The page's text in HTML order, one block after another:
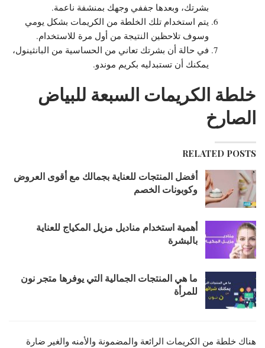
بشرتك، وبعدها جففي وجهك بمنشفة ناعمة.
يتم استخدام تلك الخلطة من الكريمات بشكل يومي
وسوف تلاحظين النتيجة من أول مرة للاستخدام.
في حالة أن بشرتك تعاني من الحساسية من البانثينول،
يمكنك أن تستبدليه بكريم موندو.
خلطة الكريمات السبعة للبياض
الصارخ
RELATED POSTS
أفضل المنتجات للعناية بجمالك مع أقوى العروض
وكوبونات الخصم
أهمية استخدام مناديل مزيل المكياج للعناية
بالبشرة
ما هي المنتجات الجمالية التي يوفرها متجر نون
للمرأة
هناك خلطة من الكريمات الرائعة والمضمونة والأمنه والغير ضارة